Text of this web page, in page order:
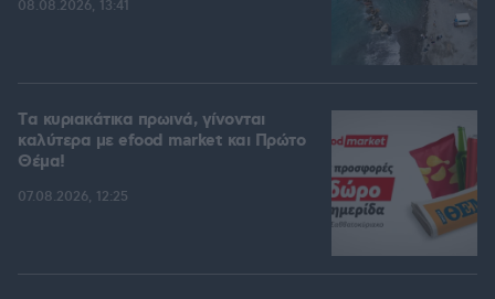
08.08.2026, 13:41
Tα κυριακάτικα πρωινά, γίνονται
καλύτερα με efood market και Πρώτο
Θέμα!
07.08.2026, 12:25